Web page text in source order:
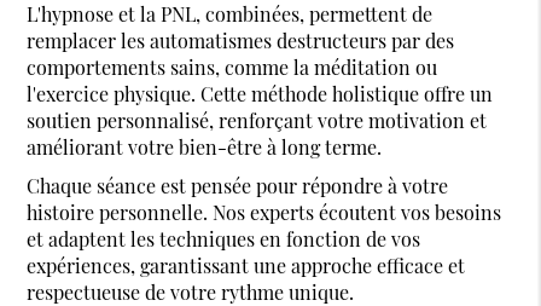
L'hypnose et la PNL, combinées, permettent de
remplacer les automatismes destructeurs par des
comportements sains, comme la méditation ou
l'exercice physique. Cette méthode holistique offre un
soutien personnalisé, renforçant votre motivation et
améliorant votre bien-être à long terme.
Chaque séance est pensée pour répondre à votre
histoire personnelle. Nos experts écoutent vos besoins
et adaptent les techniques en fonction de vos
expériences, garantissant une approche efficace et
respectueuse de votre rythme unique.